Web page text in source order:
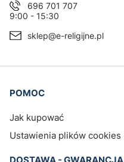
696 701 707
9:00 - 15:30
sklep@e-religijne.pl
Linki w stopce
POMOC
Jak kupować
Ustawienia plików cookies